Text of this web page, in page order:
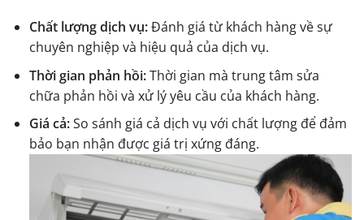
Chất lượng dịch vụ:Đánh giá từ khách hàng về sự
chuyên nghiệp và hiệu quả của dịch vụ.
Thời gian phản hồi:Thời gian mà trung tâm sửa
chữa phản hồi và xử lý yêu cầu của khách hàng.
Giá cả:So sánh giá cả dịch vụ với chất lượng để đảm
bảo bạn nhận được giá trị xứng đáng.